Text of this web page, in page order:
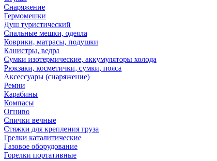
Снаряжение
Гермомешки
Душ туристический
Спальные мешки, одеяла
Коврики, матрасы, подушки
Канистры, ведра
Сумки изотермические, аккумуляторы холода
Рюкзаки, косметички, сумки, пояса
Аксессуары (снаряжение)
Ремни
Карабины
Компасы
Огниво
Спички вечные
Стяжки для крепления груза
Грелки каталитические
Газовое оборудование
Горелки портативные